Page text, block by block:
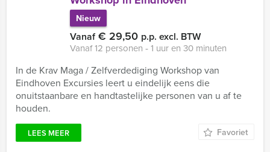
Nieuw
Vanaf€ 29,50 p.p. excl. BTW
Vanaf 12 personen ‐ 1 uur en 30 minuten
In de Krav Maga / Zelfverdediging Workshop van
Eindhoven Excursies leert u eindelijk eens die
onuitstaanbare en handtastelijke personen van u af te
houden.
LEES MEER Favoriet